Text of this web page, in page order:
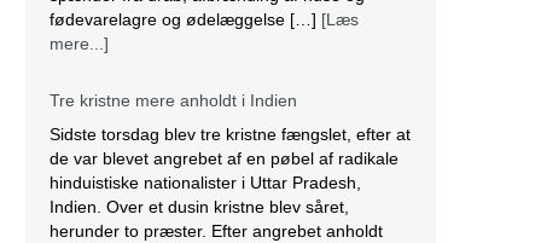
fødevarelagre og ødelæggelse […] [Læs
mere...]
Tre kristne mere anholdt i Indien
Sidste torsdag blev tre kristne fængslet, efter at
de var blevet angrebet af en pøbel af radikale
hinduistiske nationalister i Uttar Pradesh,
Indien. Over et dusin kristne blev såret,
herunder to præster. Efter angrebet anholdt